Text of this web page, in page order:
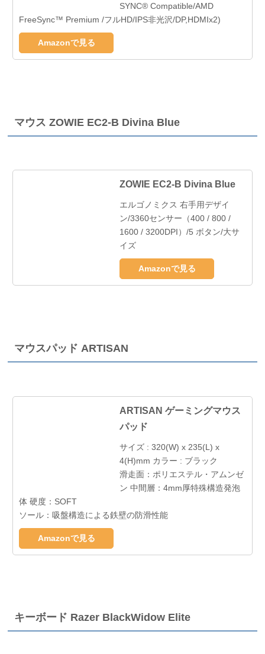
SYNC® Compatible/AMD
FreeSync™ Premium /フルHD/IPS非光沢/DP,HDMIx2)
Amazonで見る
マウス ZOWIE EC2-B Divina Blue
ZOWIE EC2-B Divina Blue
エルゴノミクス 右手用デザイ
ン/3360センサー（400 / 800 /
1600 / 3200DPI）/5 ボタン/大サ
イズ
Amazonで見る
マウスパッド ARTISAN
ARTISAN ゲーミングマウス
パッド
サイズ : 320(W) x 235(L) x
4(H)mm カラー : ブラック
滑走面：ポリエステル・アムンゼ
ン 中間層：4mm厚特殊構造発泡
体 硬度：SOFT
ソール：吸盤構造による鉄壁の防滑性能
Amazonで見る
キーボード Razer BlackWidow Elite